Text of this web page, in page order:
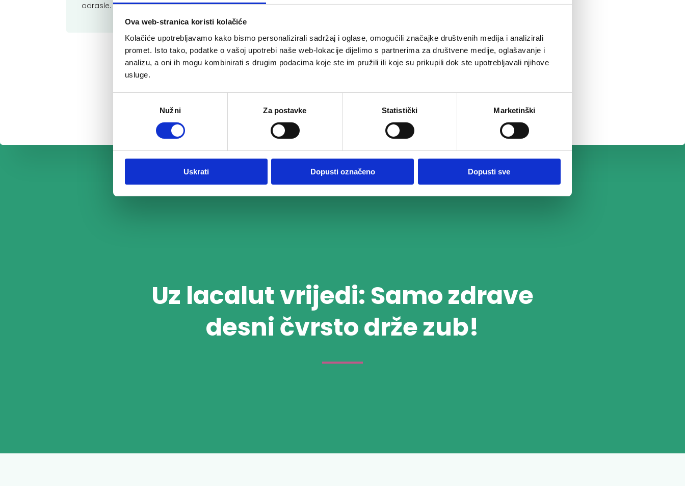
Ova web-stranica koristi kolačiće
Kolačiće upotrebljavamo kako bismo personalizirali sadržaj i oglase, omogućili značajke društvenih medija i analizirali
promet. Isto tako, podatke o vašoj upotrebi naše web-lokacije dijelimo s partnerima za društvene medije, oglašavanje i
analizu, a oni ih mogu kombinirati s drugim podacima koje ste im pružili ili koje su prikupili dok ste upotrebljavali njihove
usluge.
Nužni Za postavke Statistički Marketinški
Uskrati Dopusti označeno Dopusti sve
odrasle.
Uz lacalut vrijedi: Samo zdrave
desni čvrsto drže zub!